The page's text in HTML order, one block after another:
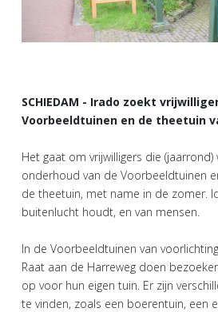
SCHIEDAM - Irado zoekt
Voorbeeldtuinen en de theetuin
Het gaat om vrijwilligers die
onderhoud van de Voorbeeldtuinen
de theetuin, met name in de zomer.
buitenlucht houdt, en van mensen.
In de Voorbeeldtuinen van
Raat aan de Harreweg doen
op voor hun eigen tuin. Er zijn
te vinden, zoals een boerentuin, een